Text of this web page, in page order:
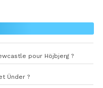
pour Höjbjerg ?
Ünder ?